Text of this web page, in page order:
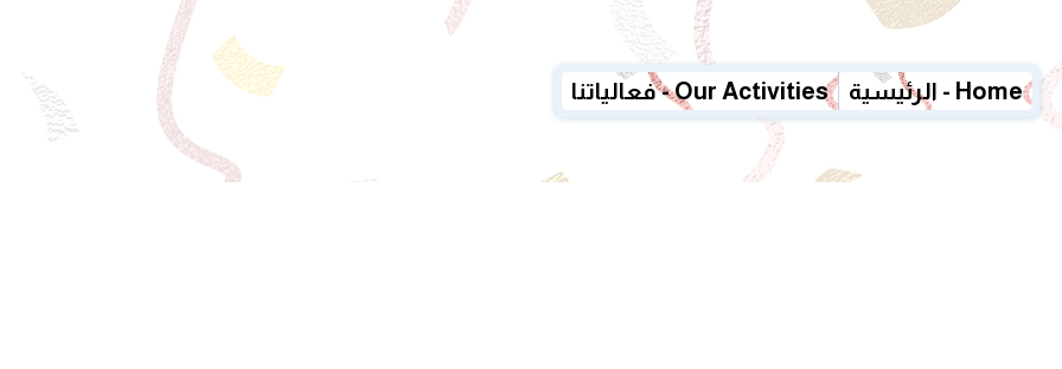
فعالياتنا - Our Activities الرئيسية - Home